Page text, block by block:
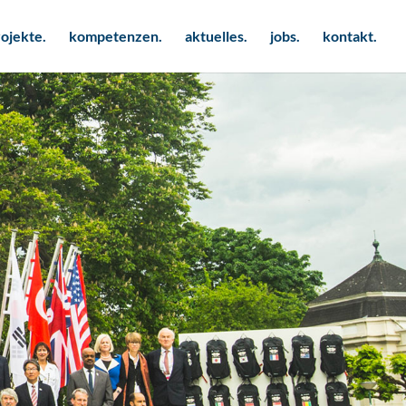
kompetenzen. aktuelles. jobs. kontakt.